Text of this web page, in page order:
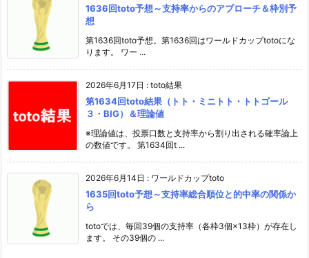
1636回toto予想～支持率からのアプローチ＆枠別予
想
第1636回toto予想。第1636回はワールドカップtotoにな
ります。 ワー ...
2026年6月17日 : toto結果
第1634回toto結果（トト・ミニトト・トトゴール
３・BIG）＆理論値
※理論値は、投票口数と支持率から割り出される確率論上
の数値です。 第1634回t ...
2026年6月14日 : ワールドカップtoto
1635回toto予想～支持率総合順位と的中率の関係か
ら
totoでは、毎回39個の支持率（各枠3個×13枠）が存在し
ます。 その39個の ...